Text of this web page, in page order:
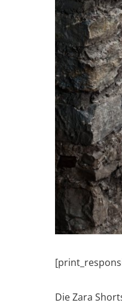
Die Zara